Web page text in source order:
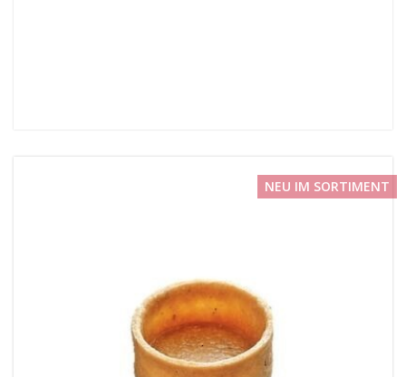
NEU IM SORTIMENT